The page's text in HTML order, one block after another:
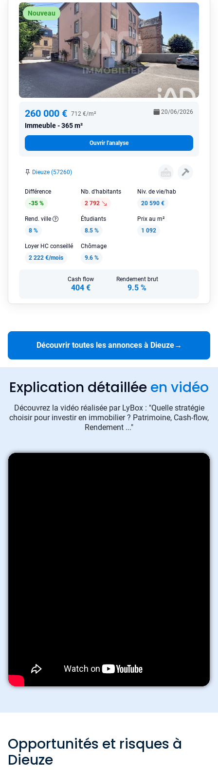
Nouveau
260 000 € 712 €/m²
Immeuble 365 m²
20/06/2026
Ouvrir l'analyse
Dieuze (57260)
Différence
-35 %
Nb. d'habitants
2 792
Niv. de vie/hab
20 590 €
Rend. ville
8 %
Étudiants
8.5 %
Prix au m²
1 092
Loyer HC conseillé
2 222 €/mois
Chômage
9.6 %
Cash flow
404 €
Rendement brut
9.5 %
Découvrir toutes les annonces à Dieuze→
Explication détaillée en vidéo
Découvrez la vidéo réalisée par LyBox : "Quelle stratégie
choisir pour investir en immobilier ? Patrimoine, Cash-flow,
Rendement ..."
Opportunités et risques à
Dieuze